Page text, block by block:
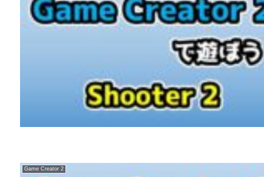
Game Creator 2